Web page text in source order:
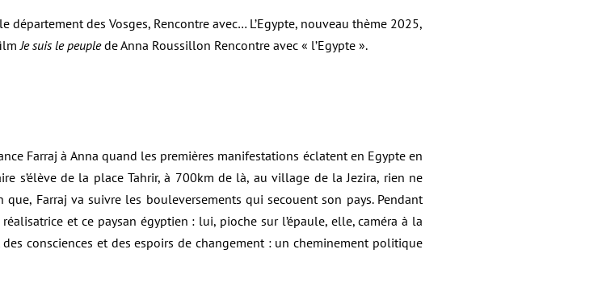
des Vosges, Rencontre avec… L’Egypte, nouveau thème 2025,
Je suis le peuplede Anna Roussillon Rencontre avec « l’Egypte ».
Farraj à Anna quand les premières manifestations éclatent en Egypte en
s’élève de la place Tahrir, à 700km de là, au village de la Jezira, rien ne
que, Farraj va suivre les bouleversements qui secouent son pays. Pendant
et ce paysan égyptien : lui, pioche sur l’épaule, elle, caméra à la
consciences et des espoirs de changement : un cheminement politique